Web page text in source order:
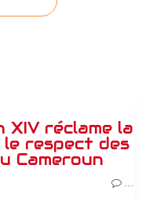
XIV réclame la
respect des
Cameroun
…